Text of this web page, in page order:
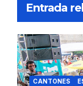
Entrada
CANTONES